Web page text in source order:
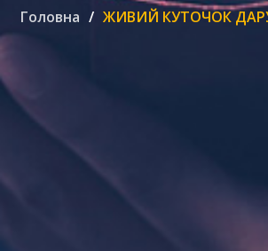
Головна ЖИВИЙ КУТОЧОК